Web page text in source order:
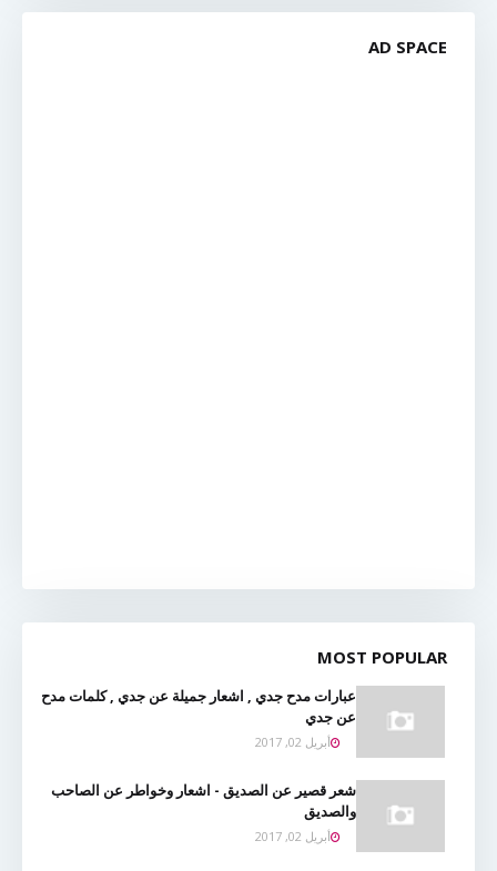
AD SPACE
MOST POPULAR
عبارات مدح جدي , اشعار جميلة عن جدي , كلمات مدح
عن جدي
أبريل 02, 2017
شعر قصير عن الصديق - اشعار وخواطر عن الصاحب
والصديق
أبريل 02, 2017